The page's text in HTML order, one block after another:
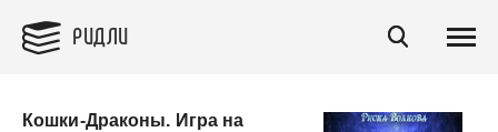
РИДЛИ
Кошки-Драконы. Игра на